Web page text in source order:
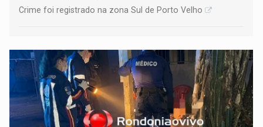
Crime foi registrado na zona Sul de Porto Velho